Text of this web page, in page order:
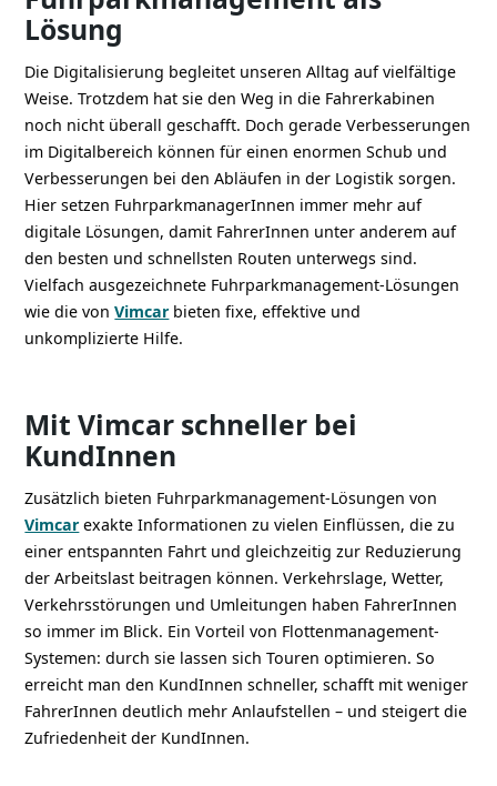
Lösung
Die Digitalisierung begleitet unseren Alltag auf vielfältige
Weise. Trotzdem hat sie den Weg in die Fahrerkabinen
noch nicht überall geschafft. Doch gerade Verbesserungen
im Digitalbereich können für einen enormen Schub und
Verbesserungen bei den Abläufen in der Logistik sorgen.
Hier setzen FuhrparkmanagerInnen immer mehr auf
digitale Lösungen, damit FahrerInnen unter anderem auf
den besten und schnellsten Routen unterwegs sind.
Vielfach ausgezeichnete Fuhrparkmanagement-Lösungen
wie die vonVimcarbieten fixe, effektive und
unkomplizierte Hilfe.
Mit Vimcar schneller bei
KundInnen
Zusätzlich bieten Fuhrparkmanagement-Lösungen von
Vimcarexakte Informationen zu vielen Einflüssen, die zu
einer entspannten Fahrt und gleichzeitig zur Reduzierung
der Arbeitslast beitragen können. Verkehrslage, Wetter,
Verkehrsstörungen und Umleitungen haben FahrerInnen
so immer im Blick. Ein Vorteil von Flottenmanagement-
Systemen: durch sie lassen sich Touren optimieren. So
erreicht man den KundInnen schneller, schafft mit weniger
FahrerInnen deutlich mehr Anlaufstellen – und steigert die
Zufriedenheit der KundInnen.